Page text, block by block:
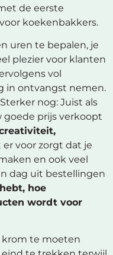
de eerste
koekenbakkers.
uren te bepalen, je
plezier voor klanten
vol
in ontvangst nemen.
nog: Juist als
goede prijs verkoopt
er voor zorgt dat je
en ook veel
dag uit bestellingen
hoe
wordt voor
krom te moeten